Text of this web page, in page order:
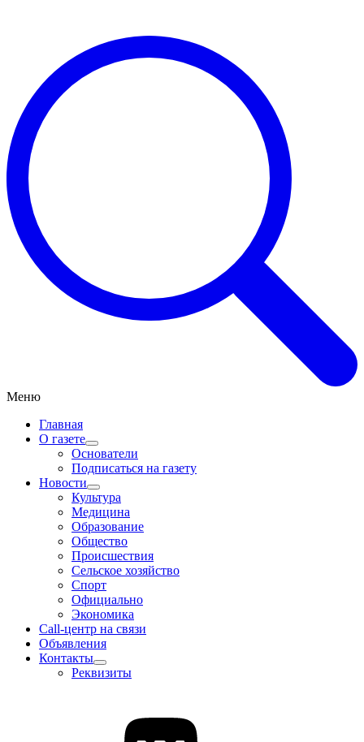
Меню
Главная
О газете
Основатели
Подписаться на газету
Новости
Культура
Медицина
Образование
Общество
Происшествия
Сельское хозяйство
Спорт
Официально
Экономика
Call-центр на связи
Объявления
Контакты
Реквизиты